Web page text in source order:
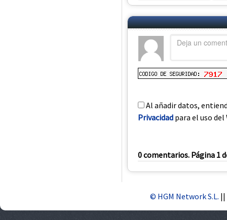
Al añadir datos,
Privacidad para el uso del
0 comentarios. Página 1
© HGM Network S.L. ||